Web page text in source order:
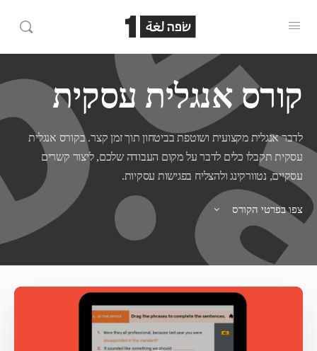
קורס אנגלית עסקית
לדבר אנגלית מקצועית ושוטפת בביטחון תוך זמן קצר. בקורס אנגלית
עסקית תקבלו כלים לדבר על מקום העבודה שלכם, ליצור קשרים
עסקיים, נטוורקינג ולהצליח בפגישות עסקיות.
צפו בפרטי הקורס